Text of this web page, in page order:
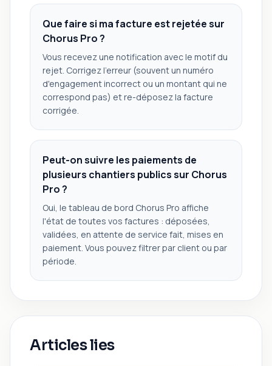
Que faire si ma facture est rejetée sur
Chorus Pro ?
Vous recevez une notification avec le motif du
rejet. Corrigez l'erreur (souvent un numéro
d'engagement incorrect ou un montant qui ne
correspond pas) et re-déposez la facture
corrigée.
Peut-on suivre les paiements de
plusieurs chantiers publics sur Chorus
Pro ?
Oui, le tableau de bord Chorus Pro affiche
l'état de toutes vos factures : déposées,
validées, en attente de service fait, mises en
paiement. Vous pouvez filtrer par client ou par
période.
Articles lies